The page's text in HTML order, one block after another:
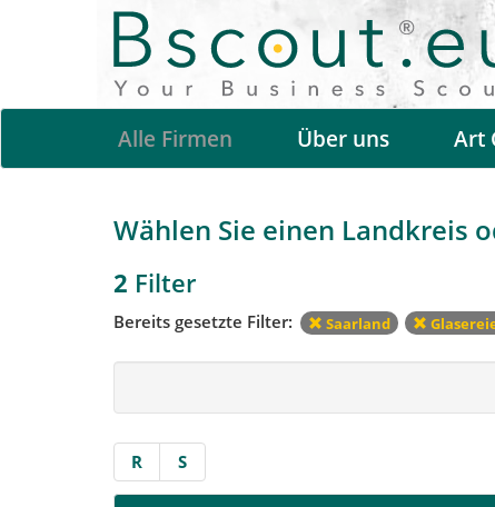
Alle Firmen Über uns Art
Wählen Sie einen Landkreis
2 Filter
Bereits gesetzte Filter: Saarland
R S